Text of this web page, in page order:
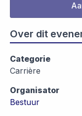
Over dit
Categorie
Carrière
Organisator
Bestuur